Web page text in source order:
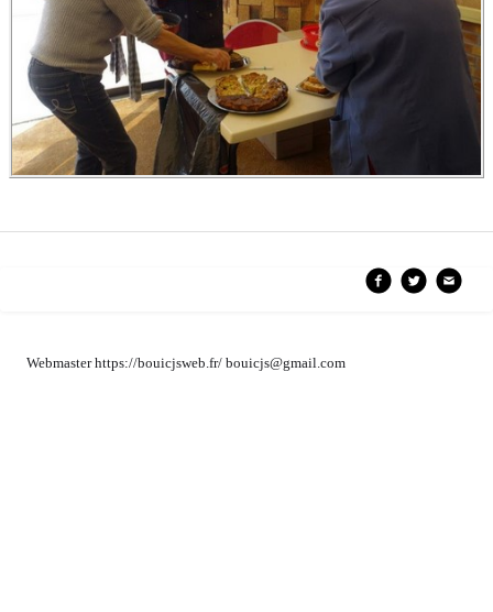
peinture
Archives
Renforcement musculaire-Body-Zen
Webmaster https://bouicjsweb.fr/ bouicjs@gmail.com